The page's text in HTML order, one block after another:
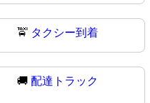
🚖 タクシー到着
🚚 配達トラック